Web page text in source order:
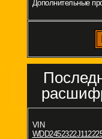
Дополнительные
VIN